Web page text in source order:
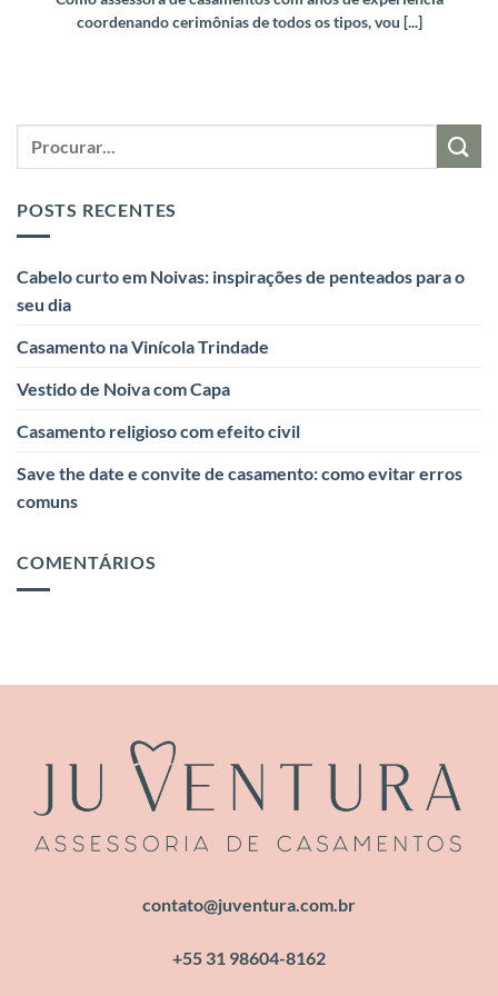
coordenando cerimônias de todos os tipos, vou [...]
POSTS RECENTES
Cabelo curto em Noivas: inspirações de penteados para o
seu dia
Casamento na Vinícola Trindade
Vestido de Noiva com Capa
Casamento religioso com efeito civil
Save the date e convite de casamento: como evitar erros
comuns
COMENTÁRIOS
contato@juventura.com.br
+55 31 98604-8162